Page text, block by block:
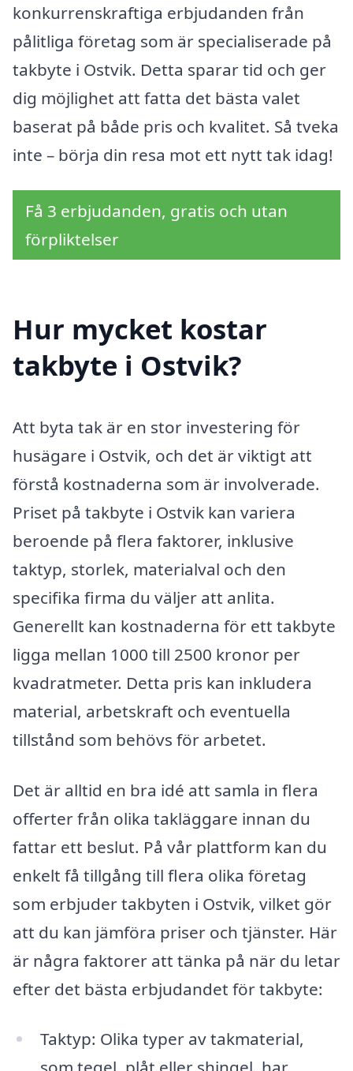
konkurrenskraftiga erbjudanden från
pålitliga företag som är specialiserade på
takbyte i Ostvik. Detta sparar tid och ger
dig möjlighet att fatta det bästa valet
baserat på både pris och kvalitet. Så tveka
inte – börja din resa mot ett nytt tak idag!
Få 3 erbjudanden, gratis och utan
förpliktelser
Hur mycket kostar
takbyte i Ostvik?
Att byta tak är en stor investering för
husägare i Ostvik, och det är viktigt att
förstå kostnaderna som är involverade.
Priset på takbyte i Ostvik kan variera
beroende på flera faktorer, inklusive
taktyp, storlek, materialval och den
specifika firma du väljer att anlita.
Generellt kan kostnaderna för ett takbyte
ligga mellan 1000 till 2500 kronor per
kvadratmeter. Detta pris kan inkludera
material, arbetskraft och eventuella
tillstånd som behövs för arbetet.
Det är alltid en bra idé att samla in flera
offerter från olika takläggare innan du
fattar ett beslut. På vår plattform kan du
enkelt få tillgång till flera olika företag
som erbjuder takbyten i Ostvik, vilket gör
att du kan jämföra priser och tjänster. Här
är några faktorer att tänka på när du letar
efter det bästa erbjudandet för takbyte:
Taktyp: Olika typer av takmaterial,